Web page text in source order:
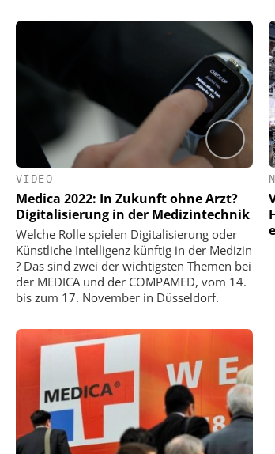
VIDEO
Medica 2022: In Zukunft ohne Arzt?
Digitalisierung in der Medizintechnik
Welche Rolle spielen Digitalisierung oder
Künstliche Intelligenz künftig in der Medizin
? Das sind zwei der wichtigsten Themen bei
der MEDICA und der COMPAMED, vom 14.
bis zum 17. November in Düsseldorf.